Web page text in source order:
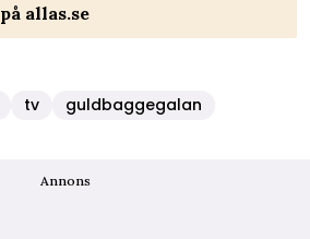
på allas.se
tv guldbaggegalan
Annons